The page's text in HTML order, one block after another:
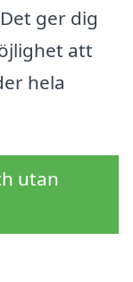
ger dig
att
hela
utan